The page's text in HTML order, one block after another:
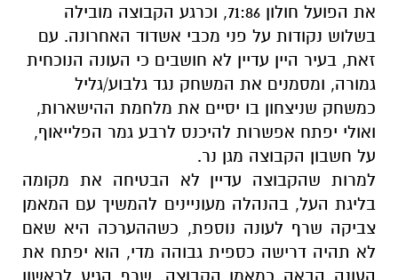
את הפועל חולון 71:86, וכרגע הקבוצה מובילה
בשלוש נקודות על פני מכבי אשדוד האחרונה. עם
זאת, בעיר היין עדיין לא חושבים כי העונה הנוכחית
גמורה, ומסמנים את המשחק נגד גלבוע/גליל
כמשחק שניצחון בו יסיים את מלחמת ההישארות,
ואולי יפתח אפשרות להיכנס לרבע גמר הפלייאוף,
על חשבון הקבוצה מגן נר.
למרות שהקבוצה עדיין לא הבטיחה את מקומה
בליגת העל, בהנהלה מעוניינים להמשיך עם המאמן
צביקה שרף לעונה נוספת, כשההערכה היא שאם
לא תהיה דרישה כספית גבוהה מדי, הוא יפתח את
העונה הבאה כמאמן הקבוצה. שרף הגיע לראשון